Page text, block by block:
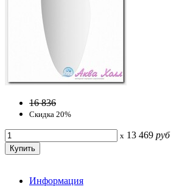
16 836
Скидка 20%
x 13 469 руб
Информация